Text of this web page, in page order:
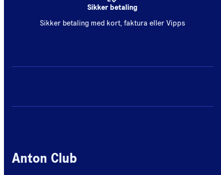
Sikker betaling
Sikker betaling med kort, faktura eller Vipps
Anton Club